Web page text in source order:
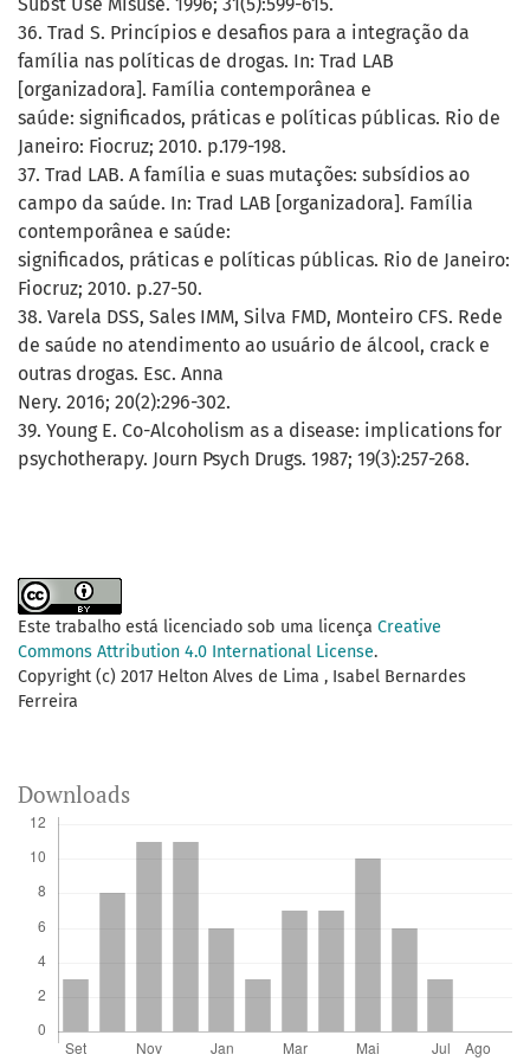
Subst Use Misuse. 1996; 31(5):599-615.
36. Trad S. Princípios e desafios para a integração da
família nas políticas de drogas. In: Trad LAB
[organizadora]. Família contemporânea e
saúde: significados, práticas e políticas públicas. Rio de
Janeiro: Fiocruz; 2010. p.179-198.
37. Trad LAB. A família e suas mutações: subsídios ao
campo da saúde. In: Trad LAB [organizadora]. Família
contemporânea e saúde:
significados, práticas e políticas públicas. Rio de Janeiro:
Fiocruz; 2010. p.27-50.
38. Varela DSS, Sales IMM, Silva FMD, Monteiro CFS. Rede
de saúde no atendimento ao usuário de álcool, crack e
outras drogas. Esc. Anna
Nery. 2016; 20(2):296-302.
39. Young E. Co-Alcoholism as a disease: implications for
psychotherapy. Journ Psych Drugs. 1987; 19(3):257-268.
Este trabalho está licenciado sob uma licença Creative
Commons Attribution 4.0 International License.
Copyright (c) 2017 Helton Alves de Lima , Isabel Bernardes
Ferreira
Downloads